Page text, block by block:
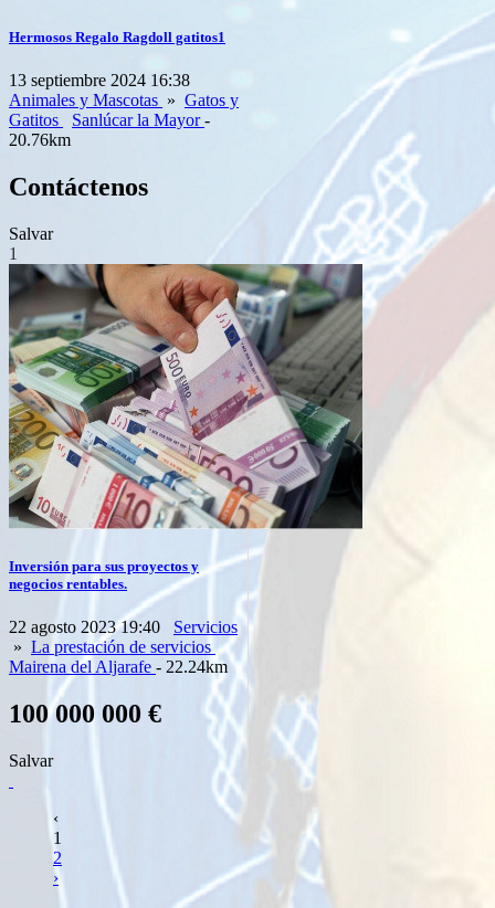
Hermosos Regalo Ragdoll gatitos1
13 septiembre 2024 16:38
Animales y Mascotas » Gatos y
Gatitos
Sanlúcar la Mayor-
20.76km
Contáctenos
Salvar
1
Inversión para sus proyectos y
negocios rentables.
22 agosto 2023 19:40
Servicios
» La prestación de servicios
Mairena del Aljarafe - 22.24km
100 000 000 €
Salvar
‹
1
2
›